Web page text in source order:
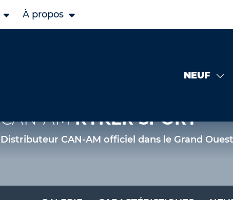
À propos
NEUF
CAN-AMRYKER SPORT
Distributeur CAN-AM officiel dans le Grand Ouest